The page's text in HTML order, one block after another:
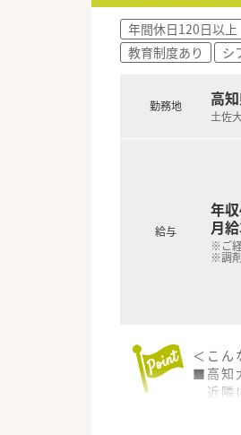
＜研修
■ご入
ベテラ
■1年
ます
■保険
■希
■高
■総合
■在
■1年
表の
■調剤
■業務
＜こん
■複数
■研
等 少
年間休日120日以上
教育制度あり
シ
勤務地 高
土佐
給与
年
月
※ご
※調
＜こん
■高知
近隣
■薬剤